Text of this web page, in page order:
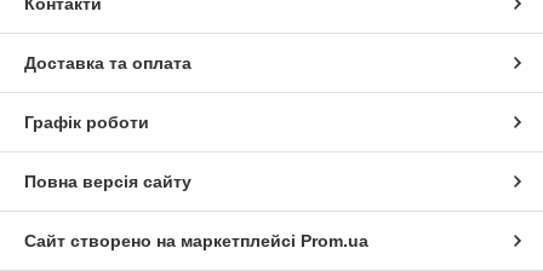
Доставка та оплата
Графік роботи
Повна версія сайту
Сайт створено на маркетплейсі Prom.ua